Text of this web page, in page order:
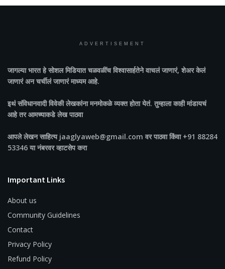
ADVERTISEMENT
जागल्या भारतहे सोशल मिडियात चळवळींच विश्वासार्हतेने वाचलं जाणारं, शेअर केलं
जाणारं अन चर्चीलं जाणारं माध्यम आहे.
इथं संविधानवादी विवेकी लेखकांना मनमोकळे व्यक्त होता येतं. तुम्हाला काही मांडायचं
आहे तर आमच्याकडे लेख पाठवा
आपले लेखन साहित्य jaaglyaweb@gmail.com वर पाठवा किंवा +91 88284
53346 या नंबरवर व्हाटसेप करा
Important Links
About us
Community Guidelines
Contact
Privacy Policy
Refund Policy